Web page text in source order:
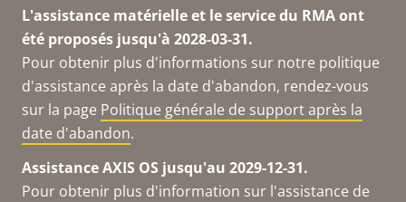
L'assistance matérielle et le service du RMA ont
été proposés jusqu'à 2028-03-31.
Pour obtenir plus d'informations sur notre politique
d'assistance après la date d'abandon, rendez-vous
sur la page Politique générale de support après la
date d'abandon.
Assistance AXIS OS jusqu'au 2029-12-31.
Pour obtenir plus d'information sur l'assistance de